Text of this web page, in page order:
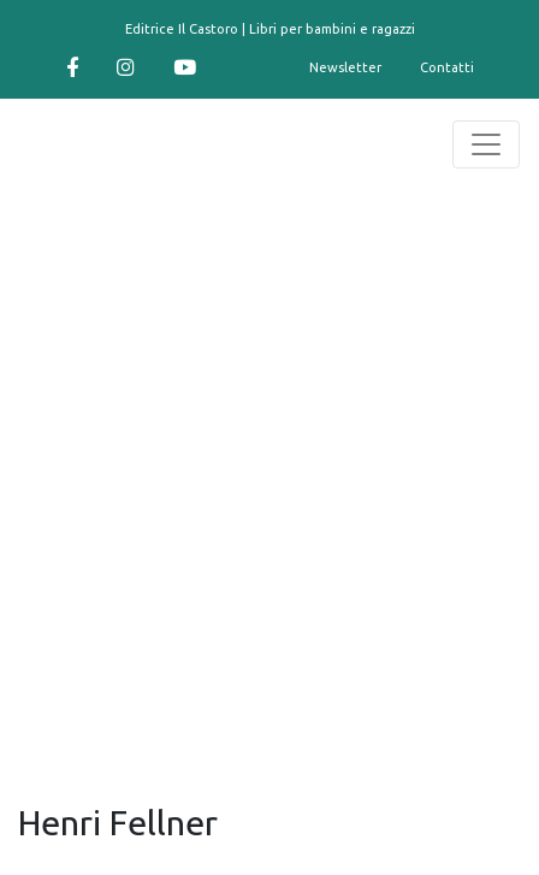
Editrice Il Castoro | Libri per bambini e ragazzi
Newsletter Contatti
Henri Fellner